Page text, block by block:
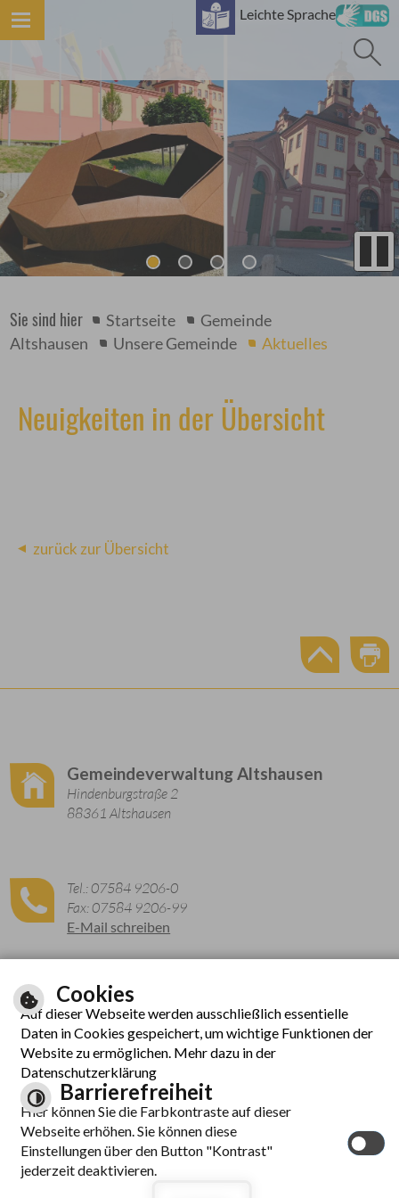
Leichte Sprache
Sie sind hier Startseite
Gemeinde
Altshausen
Unsere Gemeinde Aktuelles
Neuigkeiten in der Übersicht
zurück zur Übersicht
Gemeindeverwaltung Altshausen
Hindenburgstraße 2
88361 Altshausen
Tel.: 07584 9206-0
Fax: 07584 9206-99
E-Mail schreiben
Zu den aktuellen Öffnungszeiten
© cm city media GmbH
Inhalt| Hilfe |
Barrierefreiheit
Cookies
Auf dieser Webseite werden ausschließlich essentielle
Daten in Cookies gespeichert, um wichtige Funktionen der
Website zu ermöglichen. Mehr dazu in der
Datenschutzerklärung
Barrierefreiheit
Hier können Sie die Farbkontraste auf dieser
Webseite erhöhen. Sie können diese
Einstellungen über den Button "Kontrast"
jederzeit deaktivieren.